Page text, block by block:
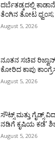
ದರ್ಬೆತಡ್ಕದಲ್ಲಿ
ತೆಂಗಿನ ತೋಟ ಧ್ವಂಸ;
August 5, 2026
ನೂತನ ಸಚಿವ
ಕೋರಿದ ಕಾಪು
August 5, 2026
ಸೌಟ್ಸ್ ಮತ್ತು ಗೈಡ್ಸ್
ನಡಿಗೆ ಕೃಷಿಯ ಕಡೆ’
August 5, 2026